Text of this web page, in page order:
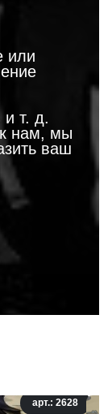
или
т. д.
к нам, мы
ваш
арт.: 2628